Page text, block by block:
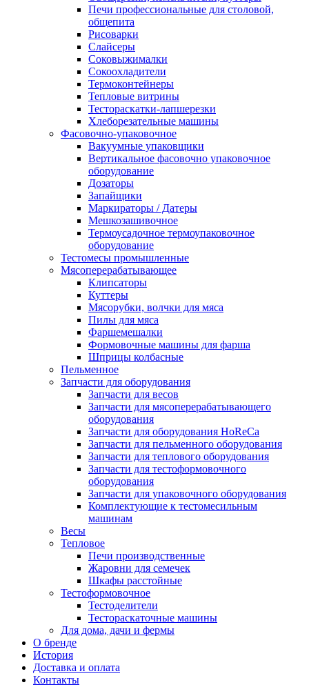
Печи профессиональные для столовой,
общепита
Рисоварки
Слайсеры
Соковыжималки
Сокоохладители
Термоконтейнеры
Тепловые витрины
Тестораскатки-лапшерезки
Хлеборезательные машины
Фасовочно-упаковочное
Вакуумные упаковщики
Вертикальное фасовочно упаковочное
оборудование
Дозаторы
Запайщики
Маркираторы / Датеры
Мешкозашивочное
Термоусадочное термоупаковочное
оборудование
Тестомесы промышленные
Мясоперерабатывающее
Клипсаторы
Куттеры
Мясорубки, волчки для мяса
Пилы для мяса
Фаршемешалки
Формовочные машины для фарша
Шприцы колбасные
Пельменное
Запчасти для оборудования
Запчасти для весов
Запчасти для мясоперерабатывающего
оборудования
Запчасти для оборудования HoReCa
Запчасти для пельменного оборудования
Запчасти для теплового оборудования
Запчасти для тестоформовочного
оборудования
Запчасти для упаковочного оборудования
Комплектующие к тестомесильным
машинам
Весы
Тепловое
Печи производственные
Жаровни для семечек
Шкафы расстойные
Тестоформовочное
Тестоделители
Тестораскаточные машины
Для дома, дачи и фермы
О бренде
История
Доставка и оплата
Контакты